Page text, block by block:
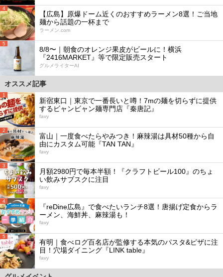
4
【広島】原爆ドーム近くのおすすめラーメン8選！ご当地
麺から話題の一杯まで
ラーメン.com
5
8/8〜｜朝食のオレンジ果皮がビールに！横浜
『2416MARKET』等で限定販売スタート
グルメライターAI
オススメ記事
1
新宿東口｜東京で一番長いと噂！7mの麺を切らずに提供
するビャンビャン麺専門店『秦唐記』
favy
2
富山｜一度食べたらやみつき！麻辣湯は具材50種から自
由にカスタム可能『TAN TAN』
favy
3
月額2980円で毎本半額！『クラフトビール100』のちょ
い飲みサブスクに注目
favy
4
『reDine広島』で食べたいランチ8選！唐揚げ定食からラ
ーメン、海鮮丼、麻辣湯も！
favy
5
有明｜食べログ百名店が監修する本気のパスタ&ピザに注
目！穴場ダイニング『LINK table』
favy